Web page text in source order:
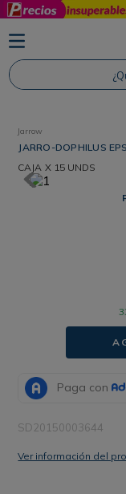
¿Qué producto
Jarrow
JARRO-DOPHILUS
CAJA X 15 UNDS
SD20150003644
Ver información del
TÉRMINOS MÁS
1. Protector Solar
2. Proteina
4 Savvy